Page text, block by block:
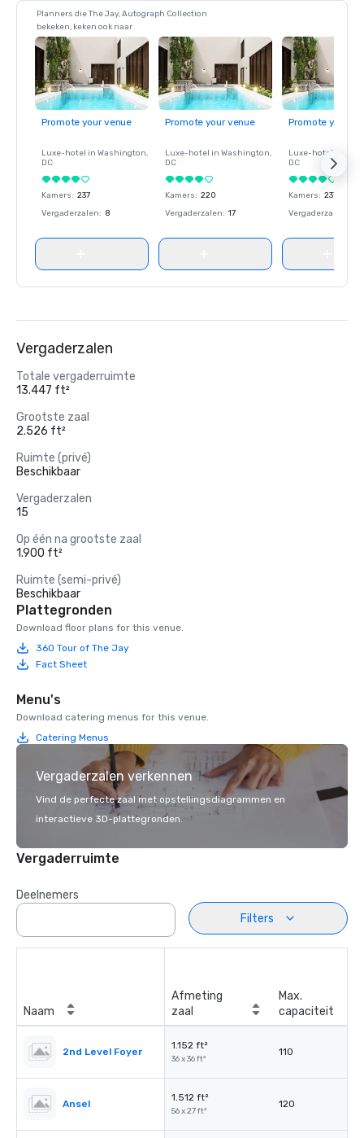
Planners die The Jay, Autograph Collection
bekeken, keken ook naar
Promote your venue
Luxe-hotel in Washington,
DC
Kamers: 237
Vergaderzalen: 8
Promote your venue
Luxe-hotel in Washington,
DC
Kamers: 220
Vergaderzalen: 17
Promote your
Luxe-hotel in
DC
Kamers: 237
Vergaderzalen
Vergaderzalen
Totale vergaderruimte
13.447 ft²
Grootste zaal
2.526 ft²
Ruimte (privé)
Beschikbaar
Vergaderzalen
15
Op één na grootste zaal
1.900 ft²
Ruimte (semi-privé)
Beschikbaar
Plattegronden
Download floor plans for this venue.
360 Tour of The Jay
Fact Sheet
Menu's
Download catering menus for this venue.
Catering Menus
Vergaderzalen verkennen
Vind de perfecte zaal met opstellingsdiagrammen en
interactieve 3D-plattegronden.
Vergaderruimte
Deelnemers
Filters
Naam
Afmeting
zaal
Max.
capaciteit
2nd Level Foyer
1.152 ft²
36 x 36 ft²
110
Ansel
1.512 ft²
56 x 27 ft²
120